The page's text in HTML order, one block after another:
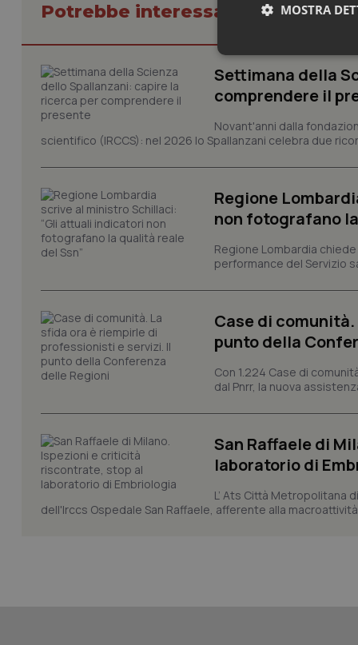
Potrebbe interessarti in Liguria
Settimana della
comprendere il
Novant'anni dalla
scientifico (IRCCS): nel 2026 lo Spallanzani celebra due
Regione
non fotografano
Regione Lombardia
performance del Servizio
Case di
punto della
Con 1.224 Case di
dal Pnrr, la nuova
San Raffaele di
laboratorio di
L’ Ats Città Metropolitana
dell'Irccs Ospedale San Raffaele, afferente alla
MOSTRA
I cookie necessari
e l'accesso alle
tracking-enable
tracking-sites-
session-id
_ga